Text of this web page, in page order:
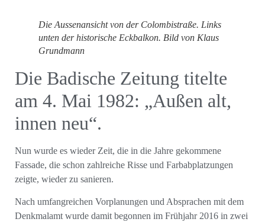
Die Aussenansicht von der Colombistraße. Links
unten der historische Eckbalkon. Bild von Klaus
Grundmann
Die Badische Zeitung titelte
am 4. Mai 1982: „Außen alt,
innen neu“.
Nun wurde es wieder Zeit, die in die Jahre gekommene
Fassade, die schon zahlreiche Risse und Farbabplatzungen
zeigte, wieder zu sanieren.
Nach umfangreichen Vorplanungen und Absprachen mit dem
Denkmalamt wurde damit begonnen im Frühjahr 2016 in zwei